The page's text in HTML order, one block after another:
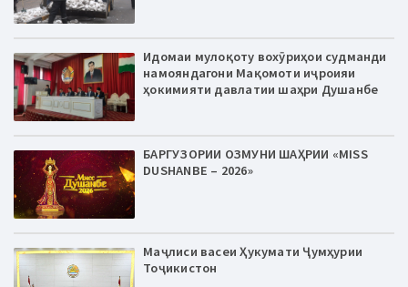
Идомаи мулоқоту вохӯриҳои судманди
намояндагони Мақомоти иҷроияи
ҳокимияти давлатии шаҳри Душанбе
БАРГУЗОРИИ ОЗМУНИ ШАҲРИИ «MISS
DUSHANBE – 2026»
Маҷлиси васеи Ҳукумати Ҷумҳурии
Тоҷикистон